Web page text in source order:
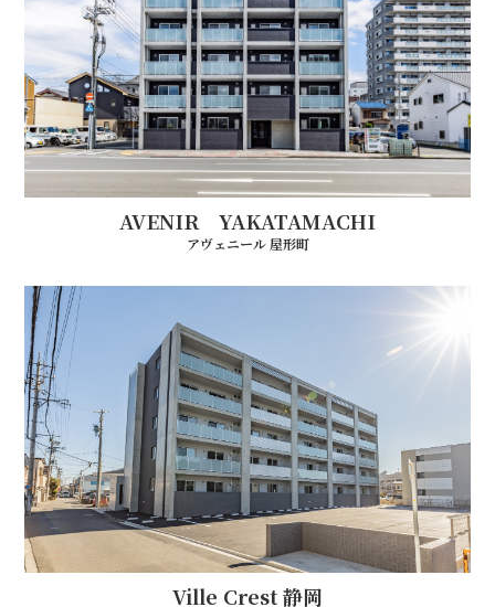
AVENIR YAKATAMACHI
アヴェニール 屋形町
Ville Crest 静岡